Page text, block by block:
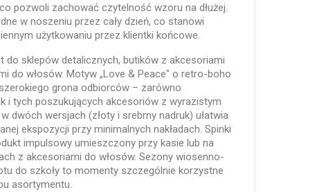
pozwoli zachować czytelność wzoru na dłużej.
w noszeniu przez cały dzień, co stanowi
użytkowaniu przez klientki końcowe.
do sklepów detalicznych, butików z akcesoriami
do włosów. Motyw „Love & Peace" o retro-boho
grona odbiorców – zarówno
i tych poszukujących akcesoriów z wyrazistym
dwóch wersjach (złoty i srebrny nadruk) ułatwia
ekspozycji przy minimalnych nakładach. Spinki
impulsowy umieszczony przy kasie lub na
z akcesoriami do włosów. Sezony wiosenno-
do szkoły to momenty szczególnie korzystne
asortymentu.